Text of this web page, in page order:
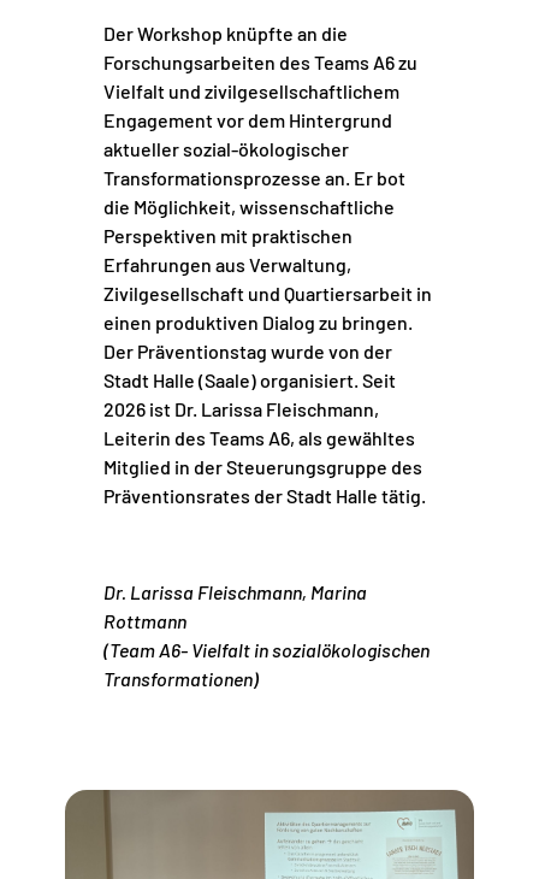
Der Workshop knüpfte an die
Forschungsarbeiten des Teams A6 zu
Vielfalt und zivilgesellschaftlichem
Engagement vor dem Hintergrund
aktueller sozial-ökologischer
Transformationsprozesse an. Er bot
die Möglichkeit, wissenschaftliche
Perspektiven mit praktischen
Erfahrungen aus Verwaltung,
Zivilgesellschaft und Quartiersarbeit in
einen produktiven Dialog zu bringen.
Der Präventionstag wurde von der
Stadt Halle (Saale) organisiert. Seit
2026 ist Dr. Larissa Fleischmann,
Leiterin des Teams A6, als gewähltes
Mitglied in der Steuerungsgruppe des
Präventionsrates der Stadt Halle tätig.
Dr. Larissa Fleischmann, Marina
Rottmann
(Team A6- Vielfalt in sozialökologischen
Transformationen)